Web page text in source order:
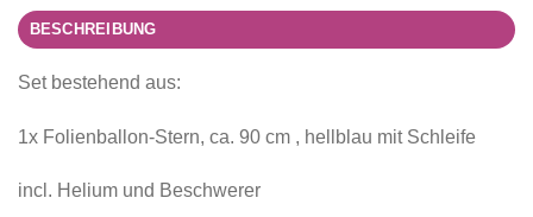
BESCHREIBUNG
Set bestehend aus:
1x Folienballon-Stern, ca. 90 cm , hellblau mit Schleife
incl. Helium und Beschwerer